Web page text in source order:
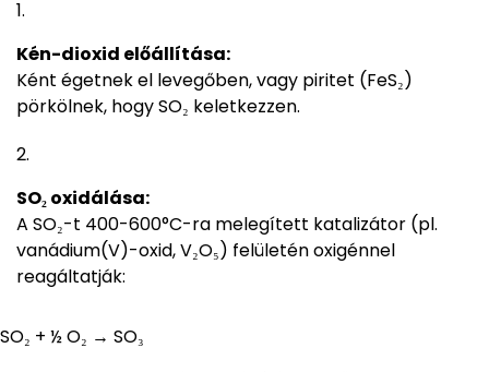
Kén-dioxid előállítása:
Ként égetnek el levegőben, vagy piritet (FeS₂)
pörkölnek, hogy SO₂ keletkezzen.
SO₂ oxidálása:
A SO₂-t 400-600°C-ra melegített katalizátor (pl.
vanádium(V)-oxid, V₂O₅) felületén oxigénnel
reagáltatják:
SO₂ + ½ O₂ → SO₃